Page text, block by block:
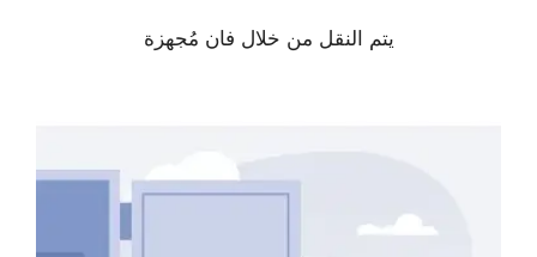
يتم النقل من خلال فان مُجهزة